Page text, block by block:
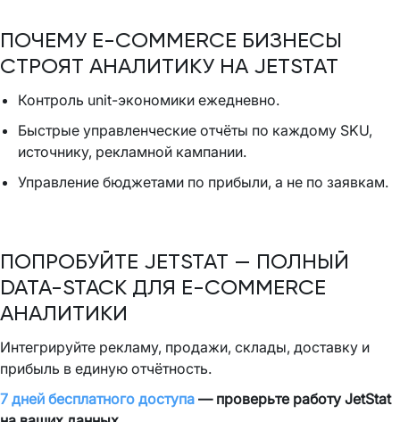
ПОЧЕМУ E-COMMERCE БИЗНЕСЫ
СТРОЯТ АНАЛИТИКУ НА JETSTAT
Контроль unit-экономики ежедневно.
Быстрые управленческие отчёты по каждому SKU,
источнику, рекламной кампании.
Управление бюджетами по прибыли, а не по заявкам.
ПОПРОБУЙТЕ JETSTAT — ПОЛНЫЙ
DATA-STACK ДЛЯ E-COMMERCE
АНАЛИТИКИ
Интегрируйте рекламу, продажи, склады, доставку и
прибыль в единую отчётность.
7 дней бесплатного доступа — проверьте работу JetStat